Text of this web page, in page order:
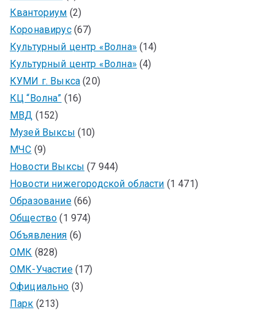
Кванториум (2)
Коронавирус(67)
Культурный центр «Волна» (14)
Культурный центр «Волна» (4)
КУМИ г. Выкса (20)
КЦ “Волна” (16)
МВД (152)
Музей Выксы (10)
МЧС (9)
Новости Выксы (7 944)
Новости нижегородской области (1 471)
Образование(66)
Общество (1 974)
Объявления (6)
ОМК (828)
ОМК-Участие(17)
Официально (3)
Парк (213)